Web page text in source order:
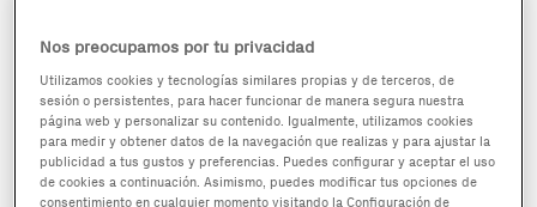
Nos preocupamos por tu privacidad
Utilizamos cookies y tecnologías similares propias y de terceros, de
sesión o persistentes, para hacer funcionar de manera segura nuestra
página web y personalizar su contenido. Igualmente, utilizamos cookies
para medir y obtener datos de la navegación que realizas y para ajustar la
publicidad a tus gustos y preferencias. Puedes configurar y aceptar el uso
de cookies a continuación. Asimismo, puedes modificar tus opciones de
consentimiento en cualquier momento visitando la Configuración de